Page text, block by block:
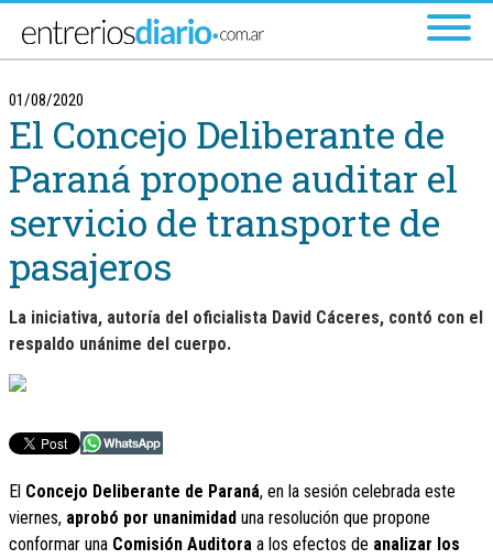
01/08/2020
El Concejo Deliberante de
Paraná propone auditar el
servicio de transporte de
pasajeros
La iniciativa, autoría del oficialista David Cáceres, contó con el
respaldo unánime del cuerpo.
El Concejo Deliberante de Paraná, en la sesión celebrada este
viernes, aprobó por unanimidad una resolución que propone
conformar una Comisión Auditora a los efectos de analizar los